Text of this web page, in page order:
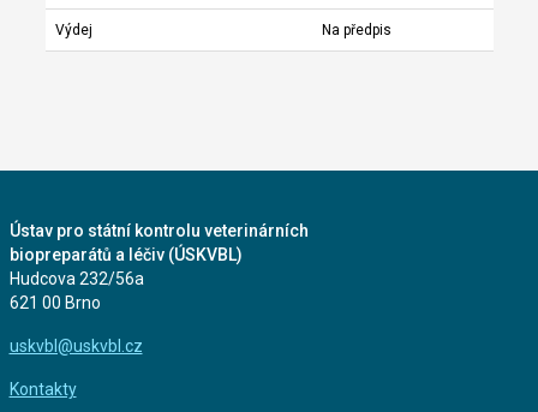
Výdej Na předpis
Ústav pro státní kontrolu veterinárních
biopreparátů a léčiv (ÚSKVBL)
Hudcova 232/56a
621 00 Brno
uskvbl@uskvbl.cz
Kontakty